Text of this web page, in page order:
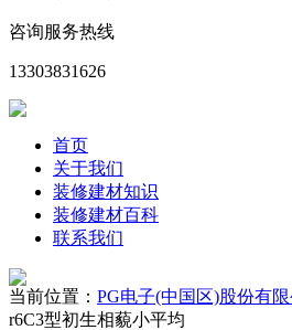
咨询服务热线
13303831626
首页
关于我们
装修建材知识
装修建材百科
联系我们
当前位置： PG电子(中国区)股份有限
r6C3型初生相藐小平均